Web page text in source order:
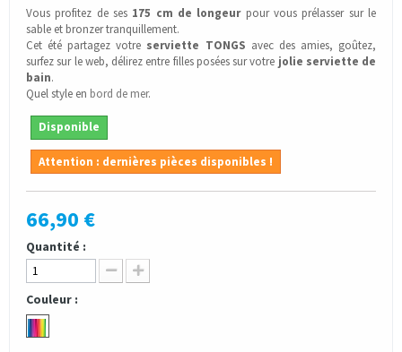
Vous profitez de ses 175 cm de longeurpour vous prélasser sur le
sable et bronzer tranquillement.
Cet été partagez votre serviette TONGS avec des amies, goûtez,
surfez sur le web, délirez entre filles posées sur votre jolie serviette de
bain.
Quel style en bord de mer.
Disponible
Attention : dernières pièces disponibles !
66,90 €
Quantité :
Couleur :